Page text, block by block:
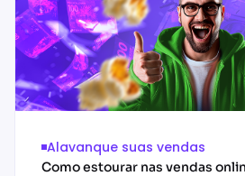
Alavanque suas vendas
Como estourar nas vendas